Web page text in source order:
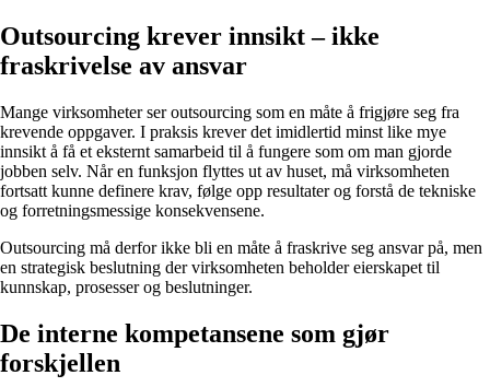
Outsourcing krever innsikt – ikke
fraskrivelse av ansvar
Mange virksomheter ser outsourcing som en måte å frigjøre seg fra
krevende oppgaver. I praksis krever det imidlertid minst like mye
innsikt å få et eksternt samarbeid til å fungere som om man gjorde
jobben selv. Når en funksjon flyttes ut av huset, må virksomheten
fortsatt kunne definere krav, følge opp resultater og forstå de tekniske
og forretningsmessige konsekvensene.
Outsourcing må derfor ikke bli en måte å fraskrive seg ansvar på, men
en strategisk beslutning der virksomheten beholder eierskapet til
kunnskap, prosesser og beslutninger.
De interne kompetansene som gjør
forskjellen